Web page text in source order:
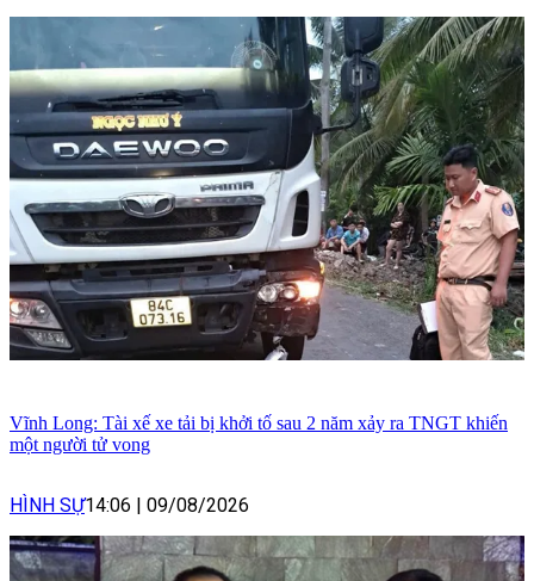
Vĩnh Long: Tài xế xe tải bị khởi tố sau 2 năm xảy ra TNGT khiến
một người tử vong
HÌNH SỰ14:06 09/08/2026